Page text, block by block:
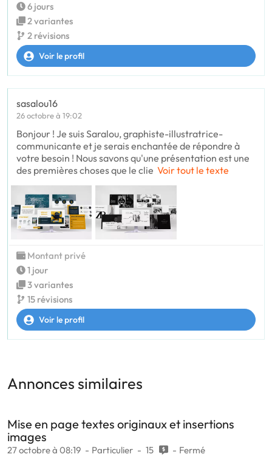
6 jours
2 variantes
2 révisions
Voir le profil
sasalou16
26 octobre à 19:02
Bonjour ! Je suis Saralou, graphiste-illustratrice-
communicante et je serais enchantée de répondre à
votre besoin ! Nous savons qu'une présentation est une
des premières choses que le clie Voir tout le texte
Montant privé
1 jour
3 variantes
15 révisions
Voir le profil
Annonces similaires
Mise en page textes originaux et insertions
images
27 octobre à 08:19 Particulier 15 Fermé